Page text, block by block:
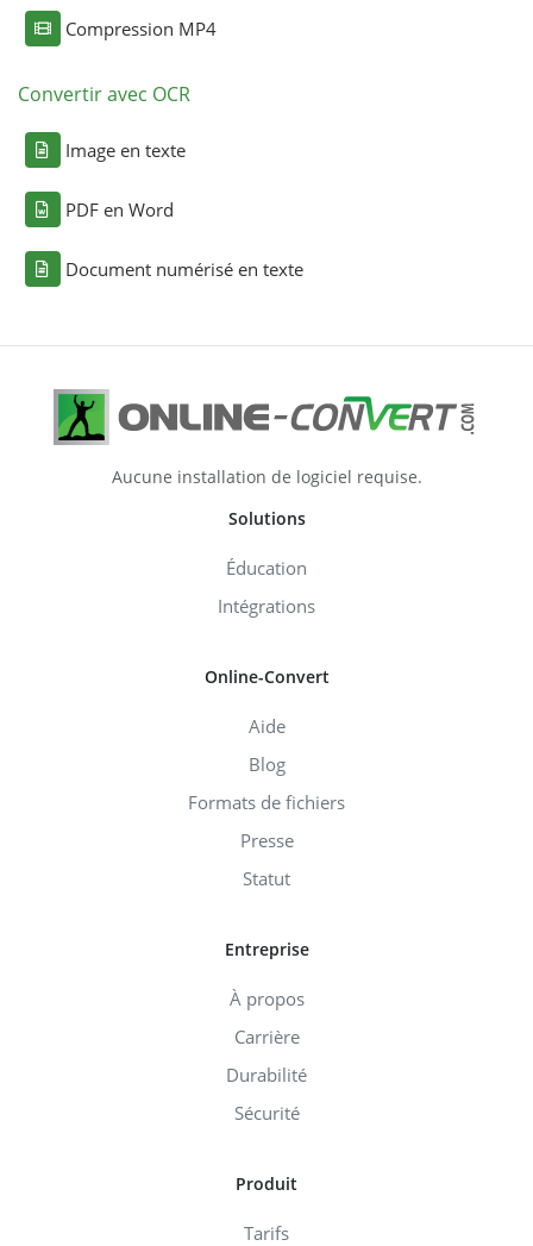
Compression MP4
Convertir avec OCR
Image en texte
PDF en Word
Document numérisé en texte
Aucune installation de logiciel requise.
Solutions
Éducation
Intégrations
Online-Convert
Aide
Blog
Formats de fichiers
Presse
Statut
Entreprise
À propos
Carrière
Durabilité
Sécurité
Produit
Tarifs